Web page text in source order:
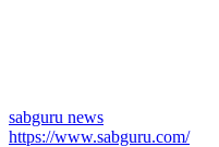
sabguru news
https://www.sabguru.com/